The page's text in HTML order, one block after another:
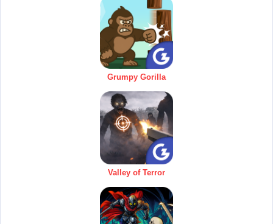
Grumpy Gorilla
Valley of Terror